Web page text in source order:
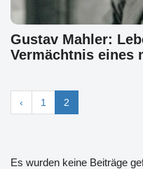
Gustav Mahler:
Vermächtnis eines
‹ 1 2
Es wurden keine Beiträge